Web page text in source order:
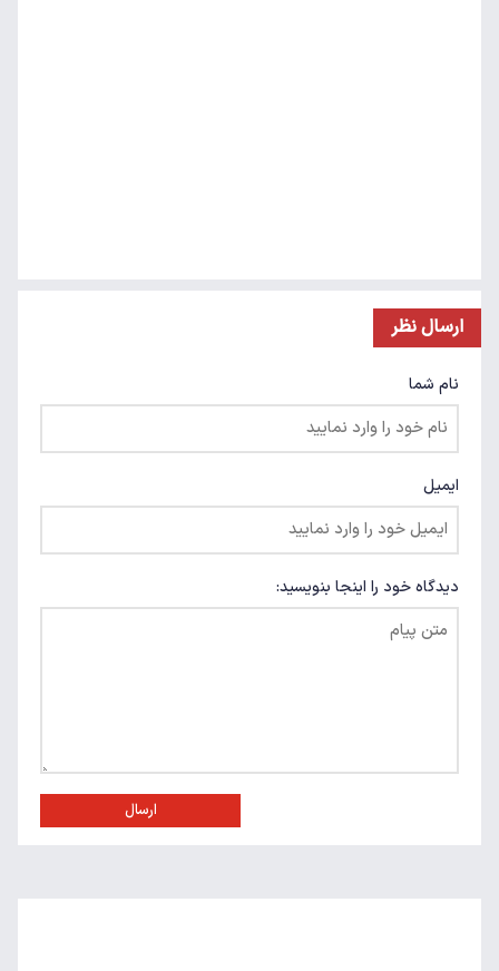
ارسال نظر
نام شما
ایمیل
دیدگاه خود را اینجا بنویسید:
ارسال